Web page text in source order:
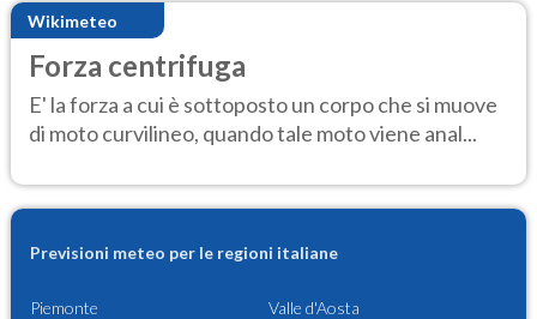
Wikimeteo
Forza centrifuga
E' la forza a cui è sottoposto un corpo che si muove
di moto curvilineo, quando tale moto viene anal...
Previsioni meteo per le regioni italiane
Piemonte Valle d'Aosta